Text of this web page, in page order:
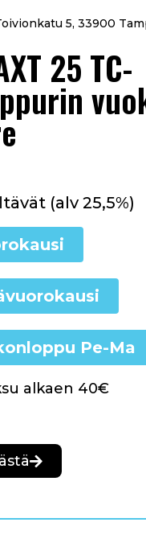
5, 33900
25 TC-
(alv 25,5%)
Pe-Ma
alkaen 40€